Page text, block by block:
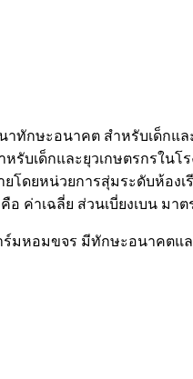
ษะอนาคต สำหรับเด็กแล
บเด็กและยุวเกษตรกรใน
โดยหน่วยการสุ่มระดับห้อง
าเฉลี่ย ส่วนเบี่ยงเบน มา
หอมขจร มีทักษะอนาคตแ